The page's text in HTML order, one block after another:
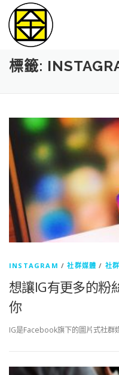
標籤:
INSTAGRAM /社群媒體 / 社
想讓IG有更多的粉
你
IG是Facebook旗下的圖片式社群